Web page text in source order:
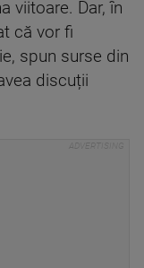
viitoare. Dar, în
că vor fi
spun surse din
discuții